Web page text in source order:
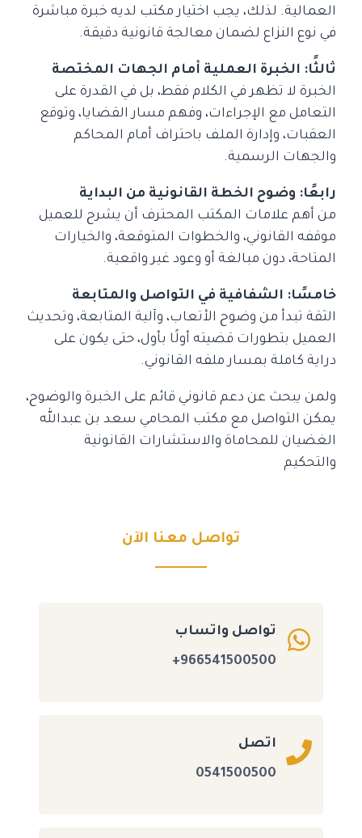
العمالية. لذلك، يجب اختيار مكتب لديه خبرة مباشرة
في نوع النزاع لضمان معالجة قانونية دقيقة.
ثالثًا: الخبرة العملية أمام الجهات المختصة
الخبرة لا تظهر في الكلام فقط، بل في القدرة على
التعامل مع الإجراءات، وفهم مسار القضايا، وتوقع
العقبات، وإدارة الملف باحتراف أمام المحاكم
والجهات الرسمية.
رابعًا: وضوح الخطة القانونية من البداية
من أهم علامات المكتب المحترف أن يشرح للعميل
موقفه القانوني، والخطوات المتوقعة، والخيارات
المتاحة، دون مبالغة أو وعود غير واقعية.
خامسًا: الشفافية في التواصل والمتابعة
الثقة تبدأ من وضوح الأتعاب، وآلية المتابعة، وتحديث
العميل بتطورات قضيته أولًا بأول، حتى يكون على
دراية كاملة بمسار ملفه القانوني.
ولمن يبحث عن دعم قانوني قائم على الخبرة والوضوح،
يمكن التواصل مع مكتب المحامي سعد بن عبدالله
الغضيان للمحاماة والاستشارات القانونية
والتحكيم
تواصل معنا الآن
تواصل واتساب
966541500500+
اتصل
0541500500